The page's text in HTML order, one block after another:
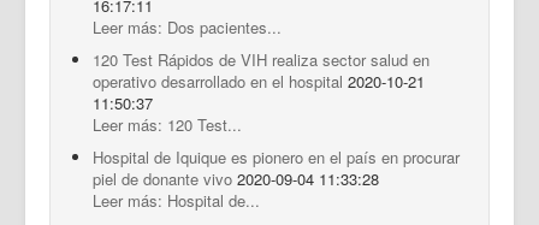
16:17:11
Leer más: Dos pacientes...
120 Test Rápidos de VIH realiza sector salud en
operativo desarrollado en el hospital 2020-10-21
11:50:37
Leer más: 120 Test...
Hospital de Iquique es pionero en el país en procurar
piel de donante vivo 2020-09-04 11:33:28
Leer más: Hospital de...